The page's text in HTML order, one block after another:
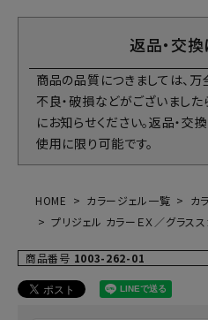
返品・交
商品の品質につきましては、万
不良・破損などがございまし
にお知らせください。返品・交
使用に限り可能です。
HOME カラージェル一覧 カ
プリジェル カラーＥＸ／グラスス
商品番号 1003-262-01